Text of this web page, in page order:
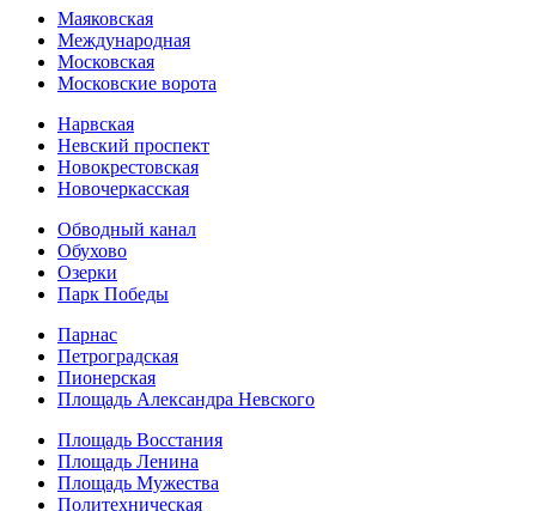
Маяковская
Международная
Московская
Московские ворота
Нарвская
Невский проспект
Новокрестовская
Новочеркасская
Обводный канал
Обухово
Озерки
Парк Победы
Парнас
Петроградская
Пионерская
Площадь Александра Невского
Площадь Восстания
Площадь Ленина
Площадь Мужества
Политехническая